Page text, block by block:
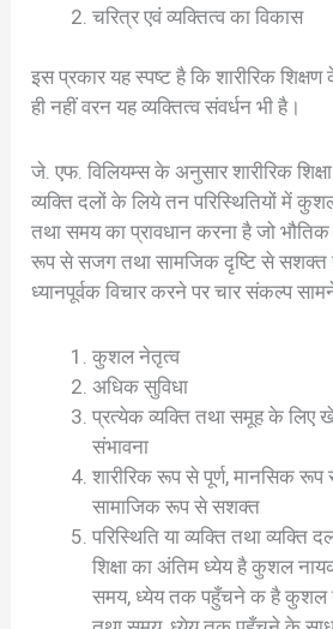
चरित्र एवं व्यक्तित्व का विकास
इस प्रकार यह स्पष्ट है कि शारीरिक
ही नहीं वरन यह व्यक्तित्व संवर्धन भी है।
जे. एफ. विलियम्स के अनुसार शारीरिक
व्यक्ति दलों के लिये तन परिस्थितियों में
तथा समय का प्रावधान करना है जो
रूप से सजग तथा सामजिक दृष्टि से सशक्त
ध्यानपूर्वक विचार करने पर चार संकल्प
कुशल नेतृत्व
अधिक सुविधा
प्रत्येक व्यक्ति तथा समूह के लिए
संभावना
शारीरिक रूप से पूर्ण, मानसिक
सामाजिक रूप से सशक्त
परिस्थिति या व्यक्ति तथा व्यक्ति
शिक्षा का अंतिम ध्येय है कुशल
समय, ध्येय तक पहुँचने क है कुशल